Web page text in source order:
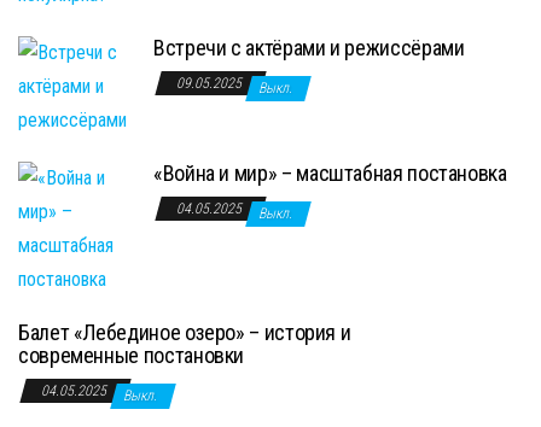
Встречи с актёрами и режиссёрами
09.05.2025 Выкл.
«Война и мир» – масштабная постановка
04.05.2025 Выкл.
Балет «Лебединое озеро» – история и
современные постановки
04.05.2025 Выкл.